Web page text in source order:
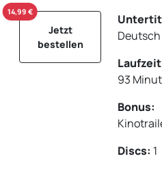
Jetzt
bestellen
14,99 €
Deutsch
93
Bonus:
Discs: 1